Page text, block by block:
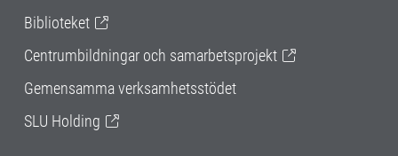
Biblioteket
Centrumbildningar och samarbetsprojekt
Gemensamma verksamhetsstödet
SLU Holding